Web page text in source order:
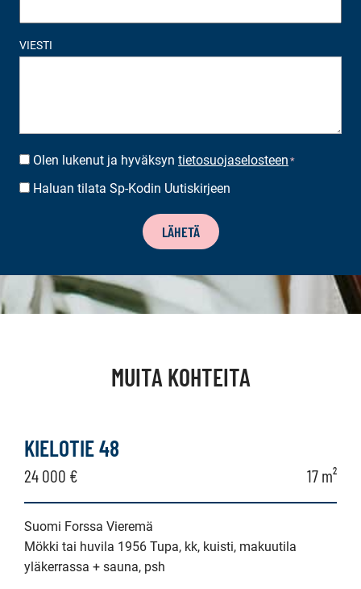
VIESTI
SUOSTUMUS*
Olen lukenut ja hyväksyn tietosuojaselosteen *
UUTISKIRJEEN
Haluan tilata Sp-Kodin Uutiskirjeen
LÄHETÄ
MUITA KOHTEITA
KIELOTIE 48
24 000 € 17 m²
Suomi Forssa Vieremä
Mökki tai huvila 1956 Tupa, kk, kuisti, makuutila
yläkerrassa + sauna, psh